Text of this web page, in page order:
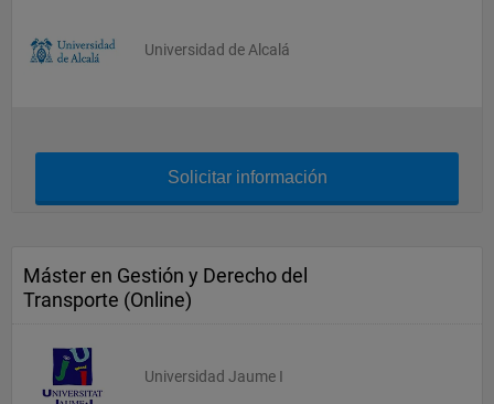
Universidad de Alcalá
Solicitar información
Máster en Gestión y Derecho del
Transporte (Online)
Universidad Jaume I